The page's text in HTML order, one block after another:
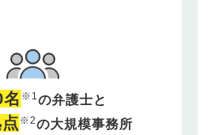
※1の弁護士と
※2の大規模事務所